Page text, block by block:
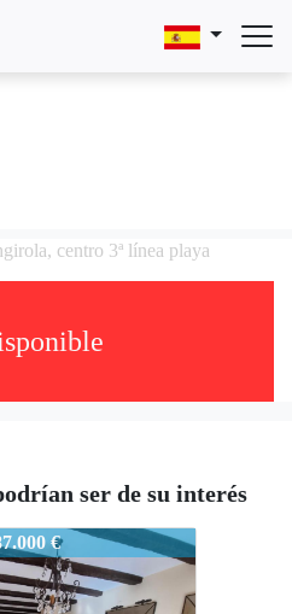
centro 3ª línea playa
ser de su interés
€